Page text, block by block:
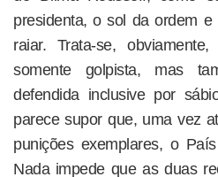
presidenta, o sol da ordem
raiar. Trata-se,
somente golpista, mas
defendida inclusive por
parece supor que, uma vez
punições exemplares, o
Nada impede que as duas